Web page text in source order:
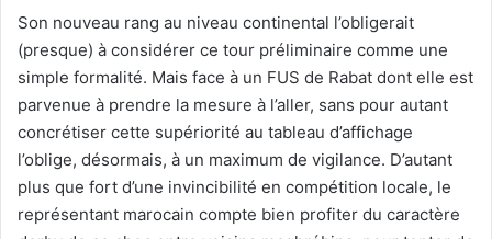
Son nouveau rang au niveau continental l’obligerait
(presque) à considérer ce tour préliminaire comme une
simple formalité. Mais face à un FUS de Rabat dont elle est
parvenue à prendre la mesure à l’aller, sans pour autant
concrétiser cette supériorité au tableau d’affichage
l’oblige, désormais, à un maximum de vigilance. D’autant
plus que fort d’une invincibilité en compétition locale, le
représentant marocain compte bien profiter du caractère